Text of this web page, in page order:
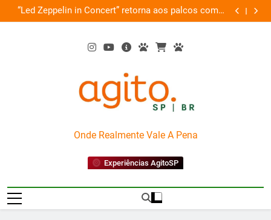
Skip
to
“Led Zeppelin in Concert” retorna aos palcos com a
Nova Orquestra
Cobasi
AgitoSP
Onde Realmente Vale A Pena
Experiências AgitoSP